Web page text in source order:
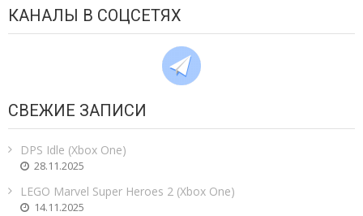
КАНАЛЫ В СОЦСЕТЯХ
СВЕЖИЕ ЗАПИСИ
DPS Idle (Xbox One)
28.11.2025
LEGO Marvel Super Heroes 2 (Xbox One)
14.11.2025